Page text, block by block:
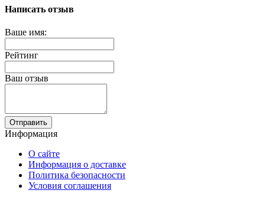
Написать отзыв
Ваше имя:
Рейтинг
Ваш отзыв
Отправить
Информация
О сайте
Информация о доставке
Политика безопасности
Условия соглашения